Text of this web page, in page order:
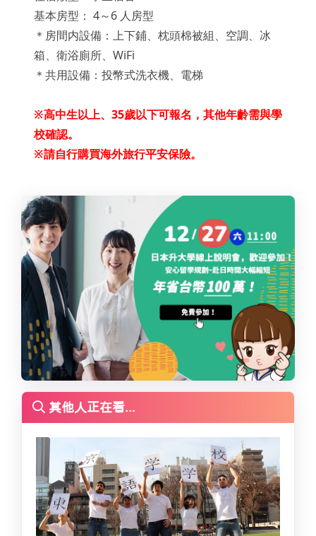
基本房型： 4～6 人房型
＊房間内設備：上下鋪、枕頭棉被組、空調、冰
箱、衛浴廁所、WiFi
＊共用設備：投幣式洗衣機、電梯
※高中生以上、35歲以下可報名，其他年齡需與學
校確認。
※請自行購買海外旅行平安保險。
其他人正在看...